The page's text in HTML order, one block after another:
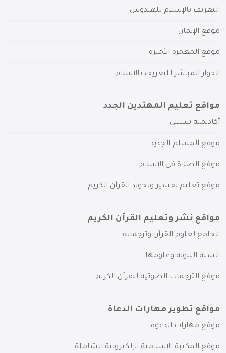
التعريف بالإسلام للهندوس
موقع الإيمان
موقع المعجزة الأخيرة
الحوار المباشر للتعريف بالإسلام
مواقع تعليم المهتدين الجدد
أكاديمية سبيلي
موقع المسلم الجديد
موقع الصلاة في الإسلام
موقع تعليم تفسير وتجويد القرآن الكريم
مواقع نشر وتعليم القرآن الكريم
الجامع لعلوم القرآن وترجماته
السنة النبوية وعلومها
موقع الترجمات الصوتية للقرآن الكريم
مواقع تطوير مهارات الدعاة
موقع مهارات الدعوة
موقع المكتبة الإسلامية الإلكترونية الشاملة